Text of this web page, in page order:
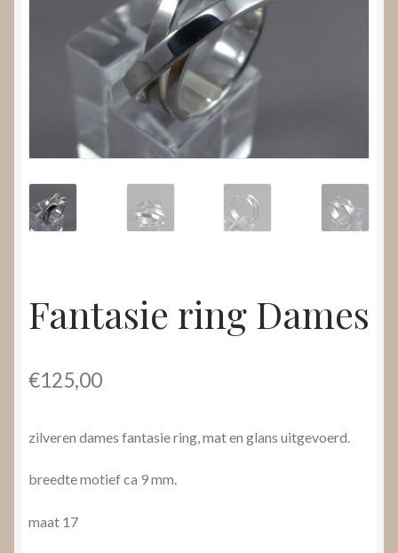
Fantasie ring Dames
€125,00
zilveren dames fantasie ring, mat en glans uitgevoerd.
breedte motief ca 9 mm.
maat 17